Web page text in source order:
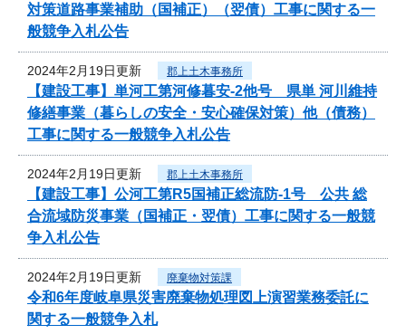
対策道路事業補助（国補正）（翌債）工事に関する一
般競争入札公告
2024年2月19日更新 郡上土木事務所
【建設工事】単河工第河修暮安-2他号 県単 河川維持
修繕事業（暮らしの安全・安心確保対策）他（債務）
工事に関する一般競争入札公告
2024年2月19日更新 郡上土木事務所
【建設工事】公河工第R5国補正総流防-1号 公共 総
合流域防災事業（国補正・翌債）工事に関する一般競
争入札公告
2024年2月19日更新 廃棄物対策課
令和6年度岐阜県災害廃棄物処理図上演習業務委託に
関する一般競争入札